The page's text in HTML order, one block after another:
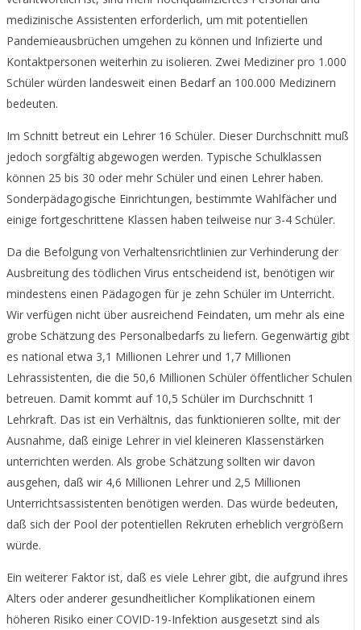
medizinische Assistenten erforderlich, um mit potentiellen
Pandemieausbrüchen umgehen zu können und Infizierte und
Kontaktpersonen weiterhin zu isolieren. Zwei Mediziner pro 1.000
Schüler würden landesweit einen Bedarf an 100.000 Medizinern
bedeuten.
Im Schnitt betreut ein Lehrer 16 Schüler. Dieser Durchschnitt muß
jedoch sorgfältig abgewogen werden. Typische Schulklassen
können 25 bis 30 oder mehr Schüler und einen Lehrer haben.
Sonderpädagogische Einrichtungen, bestimmte Wahlfächer und
einige fortgeschrittene Klassen haben teilweise nur 3-4 Schüler.
Da die Befolgung von Verhaltensrichtlinien zur Verhinderung der
Ausbreitung des tödlichen Virus entscheidend ist, benötigen wir
mindestens einen Pädagogen für je zehn Schüler im Unterricht.
Wir verfügen nicht über ausreichend Feindaten, um mehr als eine
grobe Schätzung des Personalbedarfs zu liefern. Gegenwärtig gibt
es national etwa 3,1 Millionen Lehrer und 1,7 Millionen
Lehrassistenten, die die 50,6 Millionen Schüler öffentlicher Schulen
betreuen. Damit kommt auf 10,5 Schüler im Durchschnitt 1
Lehrkraft. Das ist ein Verhältnis, das funktionieren sollte, mit der
Ausnahme, daß einige Lehrer in viel kleineren Klassenstärken
unterrichten werden. Als grobe Schätzung sollten wir davon
ausgehen, daß wir 4,6 Millionen Lehrer und 2,5 Millionen
Unterrichtsassistenten benötigen werden. Das würde bedeuten,
daß sich der Pool der potentiellen Rekruten erheblich vergrößern
würde.
Ein weiterer Faktor ist, daß es viele Lehrer gibt, die aufgrund ihres
Alters oder anderer gesundheitlicher Komplikationen einem
höheren Risiko einer COVID-19-Infektion ausgesetzt sind als